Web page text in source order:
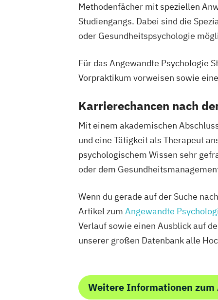
Methodenfächer mit speziellen
Studiengangs. Dabei sind die
oder Gesundheitspsychologie
Für das Angewandte Psychologie
Vorpraktikum vorweisen sowie
Karrierechancen nach
Mit einem akademischen
und eine Tätigkeit als Therapeut
psychologischem Wissen sehr
oder dem
Wenn du gerade auf der Suche
Artikel zum Angewandte
Verlauf sowie einen Ausblick auf
unserer großen Datenbank alle
Weitere Informationen zum